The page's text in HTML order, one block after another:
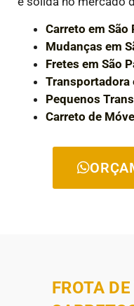
Carreto em São
Mudanças em
Fretes em São
Transportadora
Pequenos
Carreto de
FROTA